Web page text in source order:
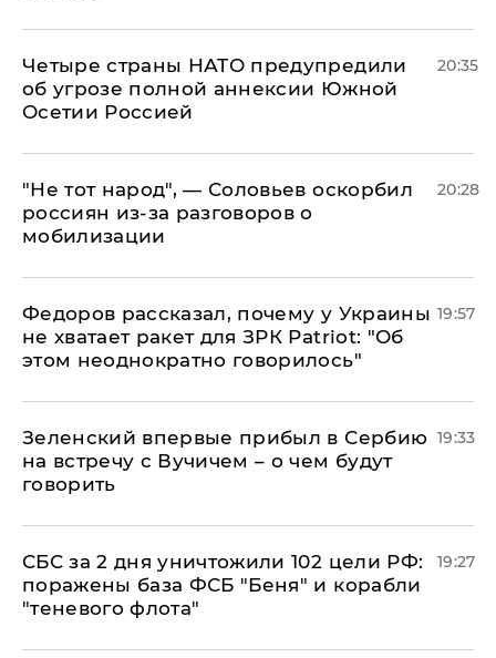
Четыре страны НАТО предупредили
об угрозе полной аннексии Южной
Осетии Россией
20:35
​"Не тот народ", — Соловьев оскорбил
россиян из-за разговоров о
мобилизации
20:28
Федоров рассказал, почему у Украины
не хватает ракет для ЗРК Patriot: "Об
этом неоднократно говорилось"
19:57
Зеленский впервые прибыл в Сербию
на встречу с Вучичем – о чем будут
говорить
19:33
СБС за 2 дня уничтожили 102 цели РФ:
поражены база ФСБ "Беня" и корабли
"теневого флота"
19:27